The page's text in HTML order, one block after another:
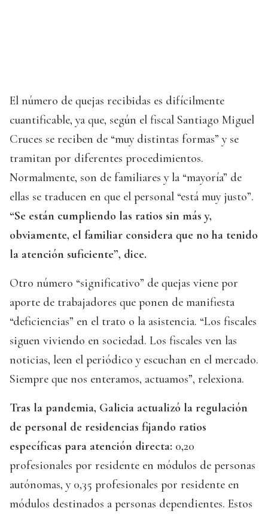
El número de quejas recibidas es difícilmente
cuantificable, ya que, según el fiscal Santiago Miguel
Cruces se reciben de “muy distintas formas” y se
tramitan por diferentes procedimientos.
Normalmente, son de familiares y la “mayoría” de
ellas se traducen en que el personal “está muy justo”.
“Se están cumpliendo las ratios sin más y,
obviamente, el familiar considera que no ha tenido
la atención suficiente”, dice.
Otro número “significativo” de quejas viene por
aporte de trabajadores que ponen de manifiesta
“deficiencias” en el trato o la asistencia. “Los fiscales
siguen viviendo en sociedad. Los fiscales ven las
noticias, leen el periódico y escuchan en el mercado.
Siempre que nos enteramos, actuamos”, relexiona.
Tras la pandemia, Galicia actualizó la regulación
de personal de residencias fijando ratios
específicas para atención directa: 0,20
profesionales por residente en módulos de personas
autónomas, y 0,35 profesionales por residente en
módulos destinados a personas dependientes. Estos